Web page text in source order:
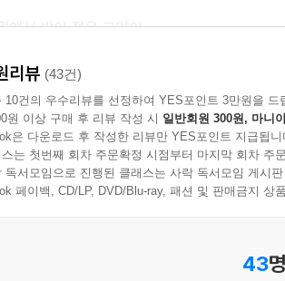
에서 받아 적은 고양이
이도 내색은 하지 않지만, 펑펑 울고 싶을 때
다. 가끔은 즐겁고, 언제나 아픈. 끝없는 고행
의 눈에는 이런저런 내력이 얽히고설킨, 더
을 갖고 관찰해온 한 남자의 휴먼 드라마이
멘터리다. 기구하기도 하고 갸륵하기도 한 시
는 격정적으로 옮겨놓았다. 항상 뚱한 얼굴
리뷰 (43건)
10건의 우수리뷰를 선정하여 YES포인트 3만원을 드
원 이상 구매 후 리뷰 작성 시 일반회원 300원, 마니
은 다운로드 후 작성한 리뷰만 YES포인트 지급됩니
스는 첫번째 회차 주문확정 시점부터 마지막 회차 주
독서모임으로 진행된 클래스는 사락 독서모임 게시
페이백, CD/LP, DVD/Blu-ray, 패션 및 판매금지 상
43